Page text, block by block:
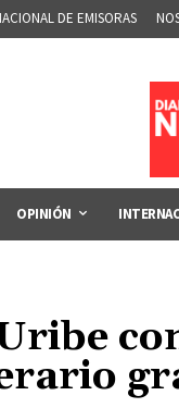
DE EMISORAS
OPINIÓN